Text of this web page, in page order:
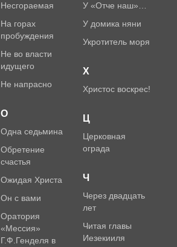
Несгораемая
На горах
пробуждения
Не во власти
идущего
Не напрасно
О
Одна седьмина
Обретение
счастья
Ожидая Христа
Он с вами
Оратория
«Мессия»
Г.Ф.Генделя в
У «Отче наш»…
У домика няни
Укротитель моря
Х
Христос воскрес!
Ц
Церковная
ограда
Ч
Через двадцать
лет
Читая главы
Иезекииля